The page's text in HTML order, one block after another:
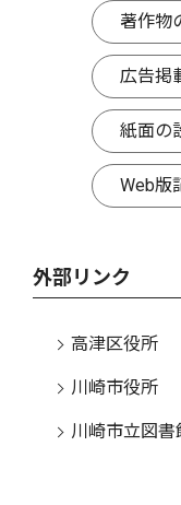
著作物
広告掲
紙面の
Web版
外部リンク
高津区役所
川崎市役所
川崎市立図書